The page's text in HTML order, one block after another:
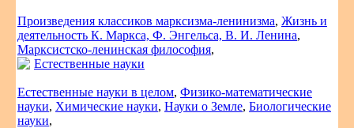
Произведения классиков марксизма-ленинизма, Жизнь и
деятельность К. Маркса, Ф. Энгельса, В. И. Ленина,
Марксистско-ленинская философия,
Естественные науки
Естественные науки в целом, Физико-математические
науки, Химические науки, Науки о Земле, Биологические
науки,